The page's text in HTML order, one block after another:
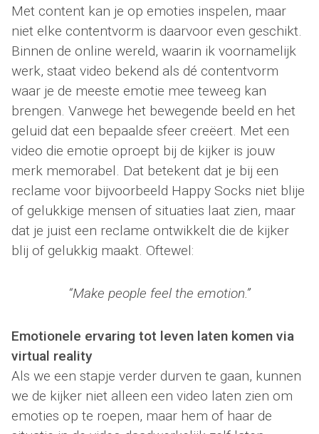
Met content kan je op emoties inspelen, maar
niet elke contentvorm is daarvoor even geschikt.
Binnen de online wereld, waarin ik voornamelijk
werk, staat video bekend als dé contentvorm
waar je de meeste emotie mee teweeg kan
brengen. Vanwege het bewegende beeld en het
geluid dat een bepaalde sfeer creëert. Met een
video die emotie oproept bij de kijker is jouw
merk memorabel. Dat betekent dat je bij een
reclame voor bijvoorbeeld Happy Socks niet blije
of gelukkige mensen of situaties laat zien, maar
dat je juist een reclame ontwikkelt die de kijker
blij of gelukkig maakt. Oftewel:
“Make people feel the emotion.”
Emotionele ervaring tot leven laten komen via
virtual reality
Als we een stapje verder durven te gaan, kunnen
we de kijker niet alleen een video laten zien om
emoties op te roepen, maar hem of haar de